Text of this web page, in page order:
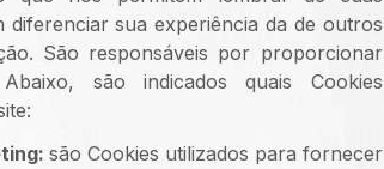
sua experiência da de outros
São responsáveis por proporcionar
são indicados quais Cookies
são Cookies utilizados para fornecer